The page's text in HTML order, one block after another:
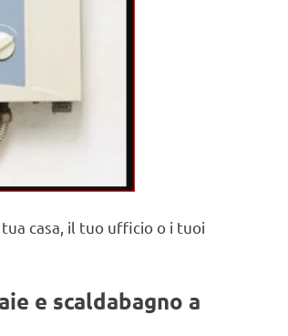
casa, il tuo ufficio o i tuoi
e scaldabagno a